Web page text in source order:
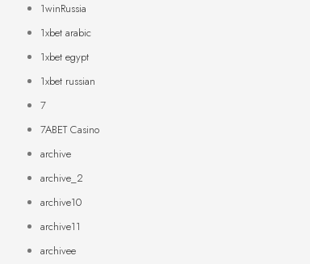
1winRussia
1xbet arabic
1xbet egypt
1xbet russian
7
7ABET Casino
archive
archive_2
archive10
archive11
archivee